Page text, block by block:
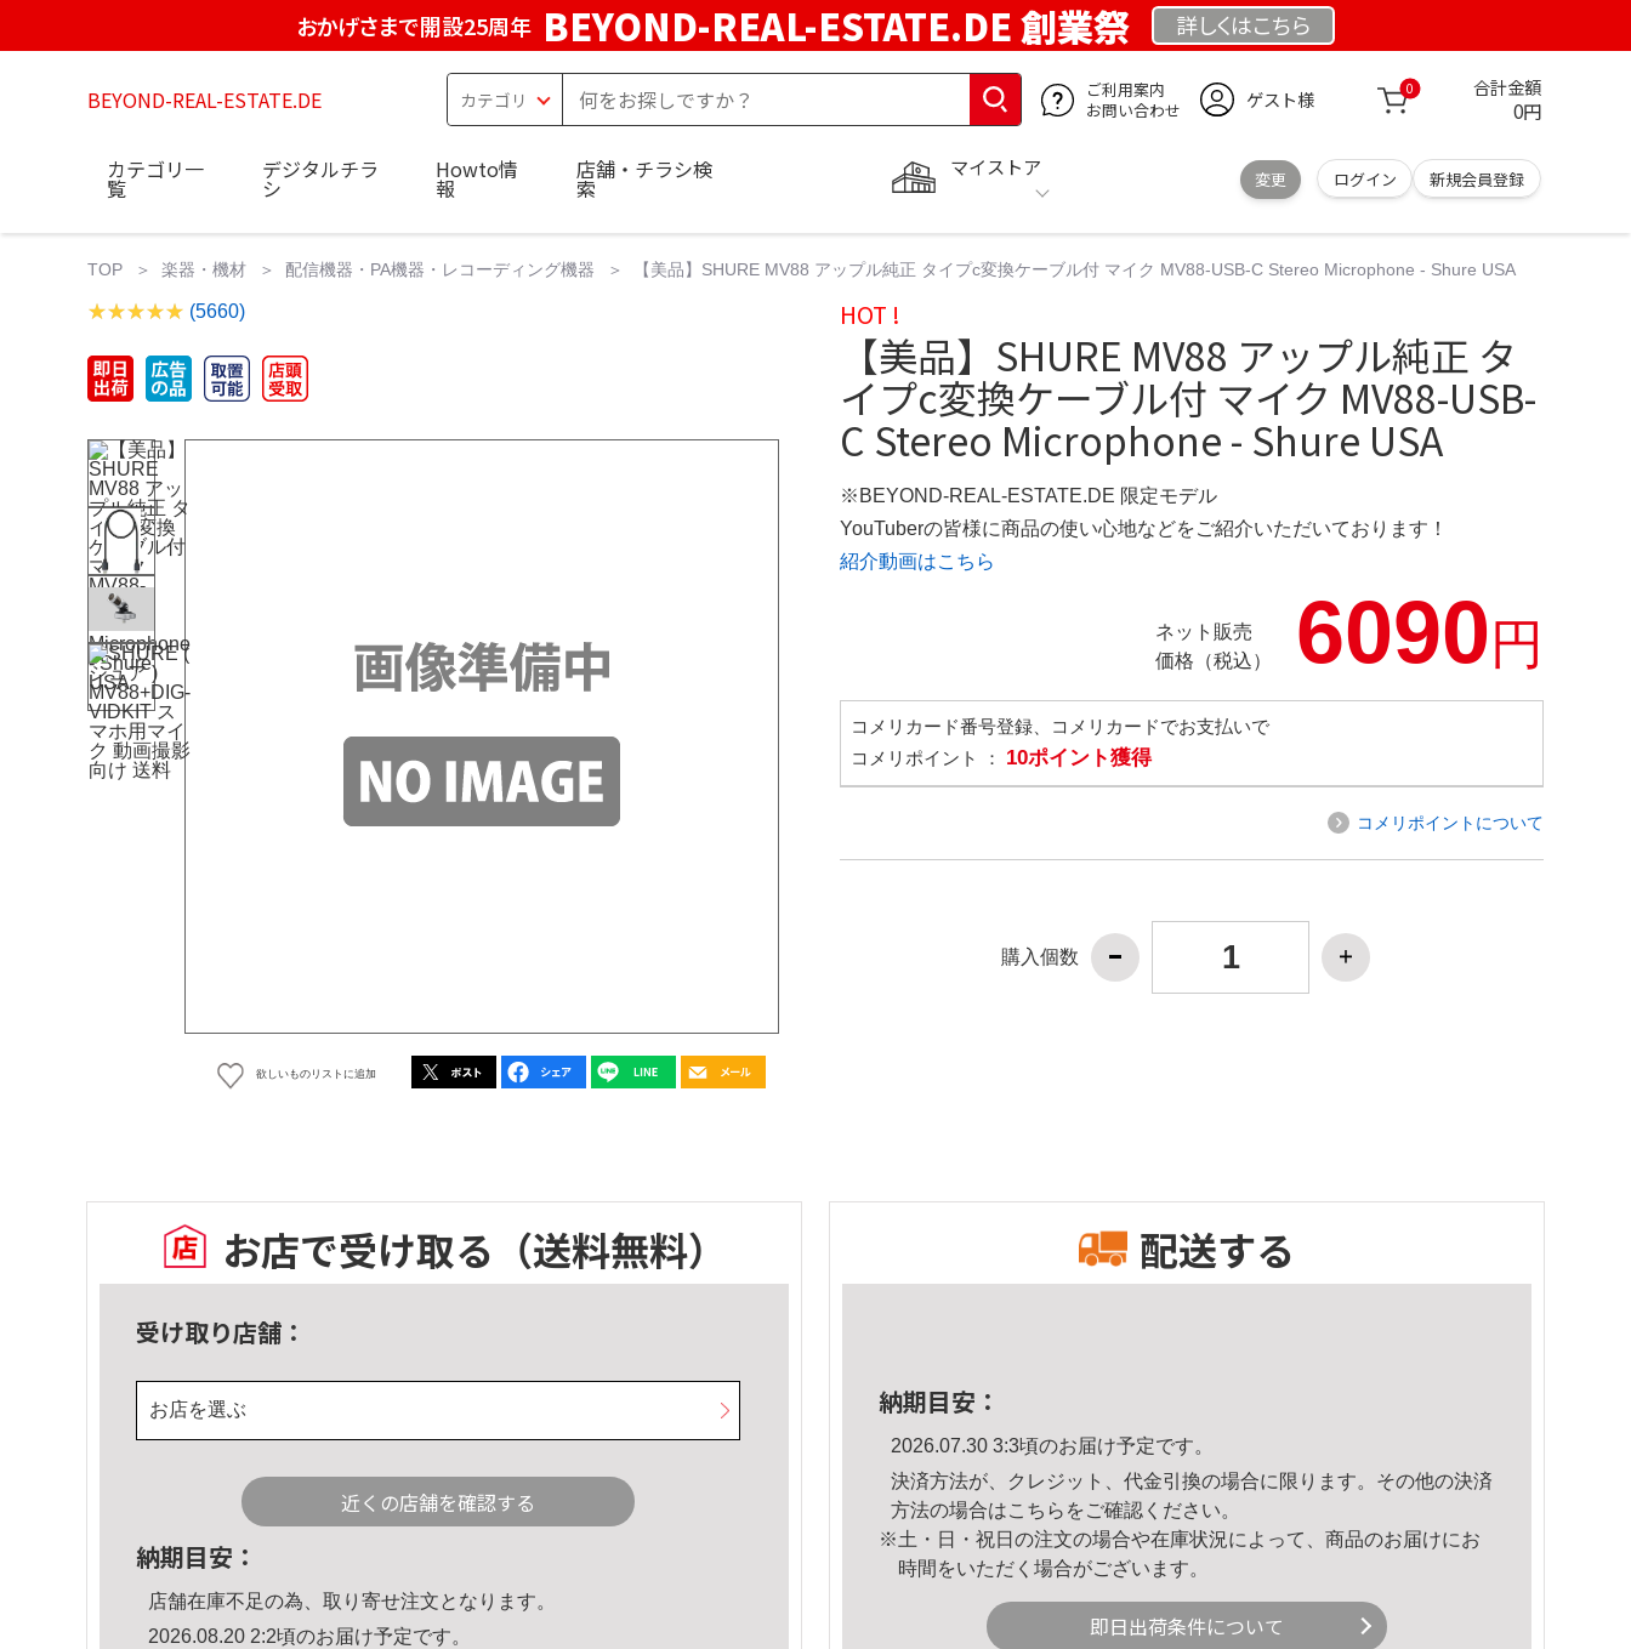
おかげさまで開設25周年 BEYOND-REAL-ESTATE.DE 創業祭 詳しくはこちら
BEYOND-REAL-ESTATE.DE
ご利用案内
お問い合わせ
ゲスト様 0 合計金額
0円
マイストア
変更 ログイン 新規会員登録
カテゴリ一
覧
デジタルチラ
シ
Howto情
報
店舗・チラシ検
索
TOP 楽器・機材 配信機器・PA機器・レコーディング機器 【美品】SHURE MV88 アップル純正 タイプc変換ケーブル付 マイク MV88-USB-C Stereo Microphone - Shure USA
(5660)
欲しいものリストに追加
HOT !
【美品】SHURE MV88 アップル純正 タ
イプc変換ケーブル付 マイク MV88-USB-
C Stereo Microphone - Shure USA
※BEYOND-REAL-ESTATE.DE 限定モデル
YouTuberの皆様に商品の使い心地などをご紹介いただいております！
紹介動画はこちら
ネット販売
価格（税込）
6090円
コメリカード番号登録、コメリカードでお支払いで
コメリポイント ： 10ポイント獲得
コメリポイントについて
購入個数
お店で受け取る （送料無料）
受け取り店舗：
お店を選ぶ
近くの店舗を確認する
納期目安：
店舗在庫不足の為、取り寄せ注文となります。
2026.08.20 2:2頃のお届け予定です。
配送する
納期目安：
2026.07.30 3:3頃のお届け予定です。
決済方法が、クレジット、代金引換の場合に限ります。その他の決済
方法の場合はこちら をご確認ください。
※土・日・祝日の注文の場合や在庫状況によって、商品のお届けにお
時間をいただく場合がございます。
即日出荷条件について